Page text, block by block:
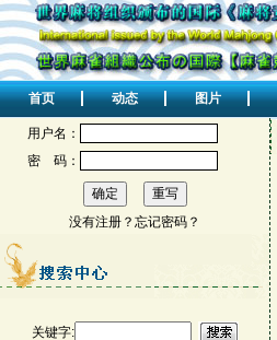
首页 动态 图片
用户名：
密 码：
没有注册？ 忘记密码？
关键字: